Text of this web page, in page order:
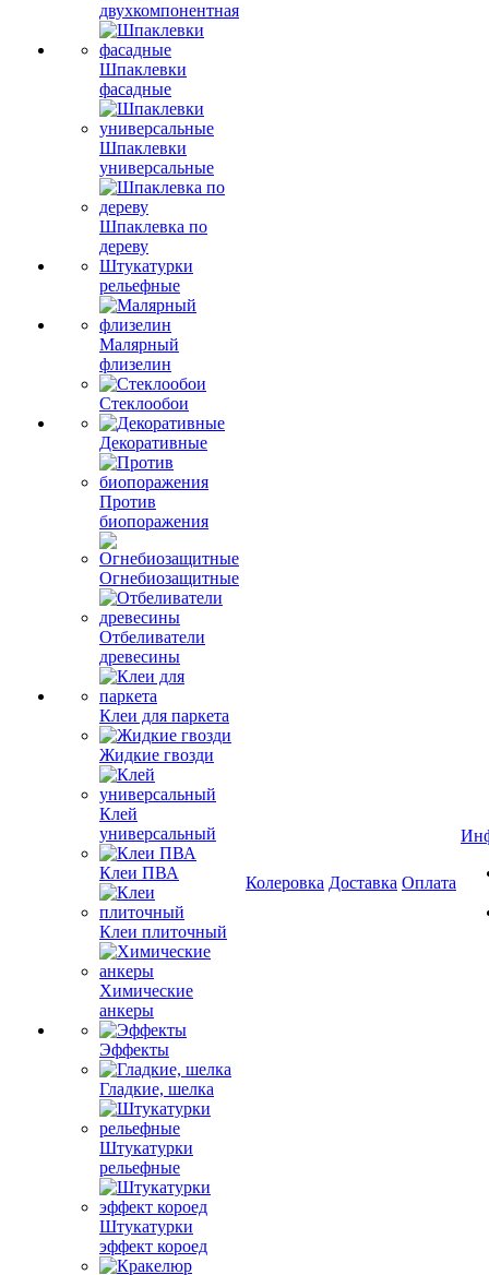
двухкомпонентная
Шпаклевки
фасадные
Шпаклевки
универсальные
Шпаклевка по
дереву
Штукатурки
рельефные
Малярный
флизелин
Стеклообои
Декоративные
Против
биопоражения
Огнебиозащитные
Отбеливатели
древесины
Клеи для паркета
Жидкие гвозди
Клей
универсальный
Клеи ПВА
Клеи плиточный
Химические
анкеры
Эффекты
Гладкие, шелка
Штукатурки
рельефные
Штукатурки
эффект короед
Колеровка Доставка Оплата